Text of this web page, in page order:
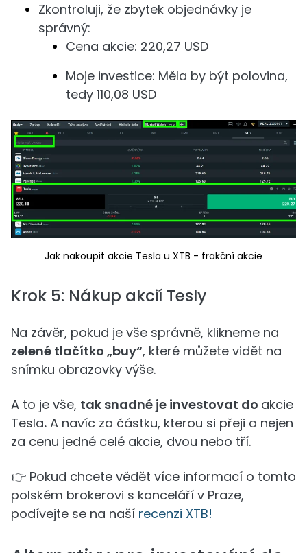
Zkontroluji, že zbytek objednávky je
správný:
Cena akcie: 220,27 USD
Moje investice: Měla by být polovina,
tedy 110,08 USD
Jak nakoupit akcie Tesla u XTB - frakční akcie
Krok 5: Nákup akcií Tesly
Na závěr, pokud je vše správně, klikneme na
zelené tlačítko „buy“, které můžete vidět na
snímku obrazovky výše.
A to je vše, tak snadné je investovat do akcie
Tesla. A navíc za částku, kterou si přeji a nejen
za cenu jedné celé akcie, dvou nebo tří.
👉 Pokud chcete vědět více informací o tomto
polském brokerovi s kanceláří v Praze,
podívejte se na naší recenzi XTB!